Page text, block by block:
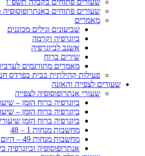
שעורים פתוחים בקבלה תשפ"ו
שעורים פתוחים
מאמרים
שביעונים וגילים מכוננים
ביוגרפיה וקרמה
אשנב לביוגרפיה
שירים ברוח
מאמרים מתורגמים
פעילות קהילתית בבית בפרדס
שעורים לצפייה והאזנה
שעורי אנתרופוסופיה לצפייה
ביוגרפיה ברוח הזמן – שיעורים
ביוגרפיה ברוח הזמן – שיעורים
ביוגרפיה ברוח הזמן שיעורים 84 –
מחשבות מנחות 1 – 48
מחשבות מנחות 49 – היום
אנתרופוסופיה וביוגרפיה